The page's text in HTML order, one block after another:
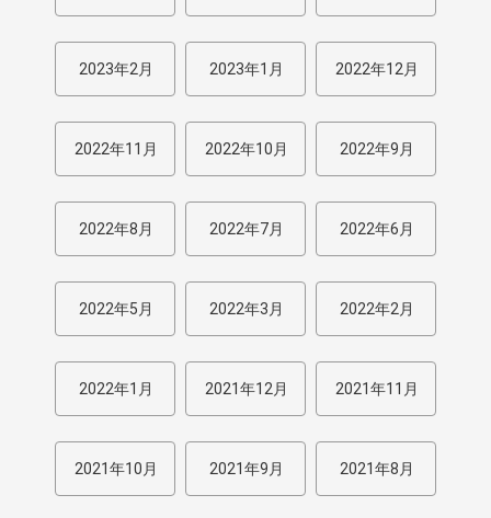
2023年2月 2023年1月 2022年12月
2022年11月 2022年10月 2022年9月
2022年8月 2022年7月 2022年6月
2022年5月 2022年3月 2022年2月
2022年1月 2021年12月 2021年11月
2021年10月 2021年9月 2021年8月